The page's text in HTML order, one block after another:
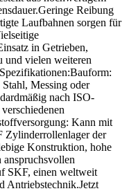
Reibung
Laufbahnen sorgen für
in Getrieben,
und vielen weiteren
Messing oder
nach ISO-
Kann mit
Zylinderrollenlager der
Konstruktion, hohe
SKF, einen weltweit
Antriebstechnik.Jetzt